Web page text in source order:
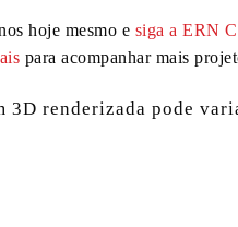
hoje mesmo e siga a ERN
para acompanhar mais
3D renderizada pode